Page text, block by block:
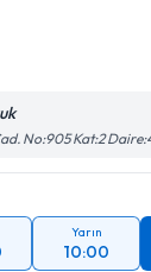
No:905 Kat:2
Yarın
10:00